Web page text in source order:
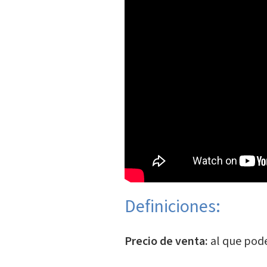
Definiciones:
Precio de venta: al que